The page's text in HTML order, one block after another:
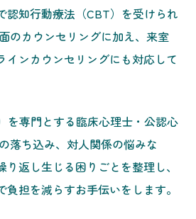
認知行動療法（CBT）を受けられ
のカウンセリングに加え、来室
インカウンセリングにも対応して
を専門とする臨床心理士・公認心
落ち込み、対人関係の悩みな
返し生じる困りごとを整理し、
担を減らすお手伝いをします。